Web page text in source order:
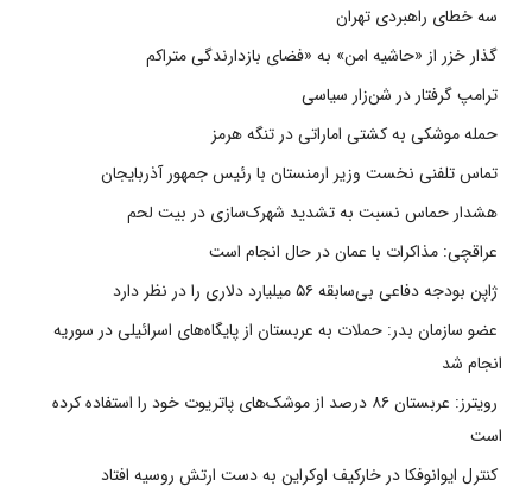
سه خطای راهبردی تهران
گذار خزر از «حاشیه امن» به «فضای بازدارندگی متراکم
ترامپ گرفتار در شن‌زار سیاسی
حمله موشکی به کشتی اماراتی در تنگه هرمز
تماس تلفنی نخست وزیر ارمنستان با رئیس جمهور آذربایجان
هشدار حماس نسبت به تشدید شهرک‌سازی در بیت‌ لحم
عراقچی: مذاکرات با عمان در حال انجام است
ژاپن بودجه دفاعی بی‌سابقه ۵۶ میلیارد دلاری را در نظر دارد
عضو سازمان بدر: حملات به عربستان از پایگاه‌های اسرائیلی در سوریه
انجام شد
رویترز: عربستان ۸۶ درصد از موشک‌های پاتریوت خود را استفاده کرده
است
کنترل ایوانوفکا در خارکیف اوکراین به دست ارتش روسیه افتاد